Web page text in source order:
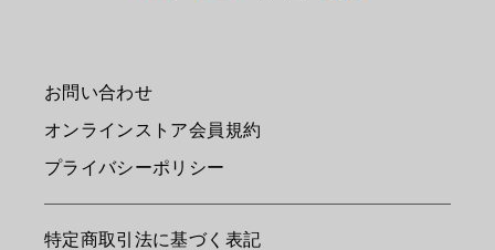
お問い合わせ
オンラインストア会員規約
プライバシーポリシー
特定商取引法に基づく表記